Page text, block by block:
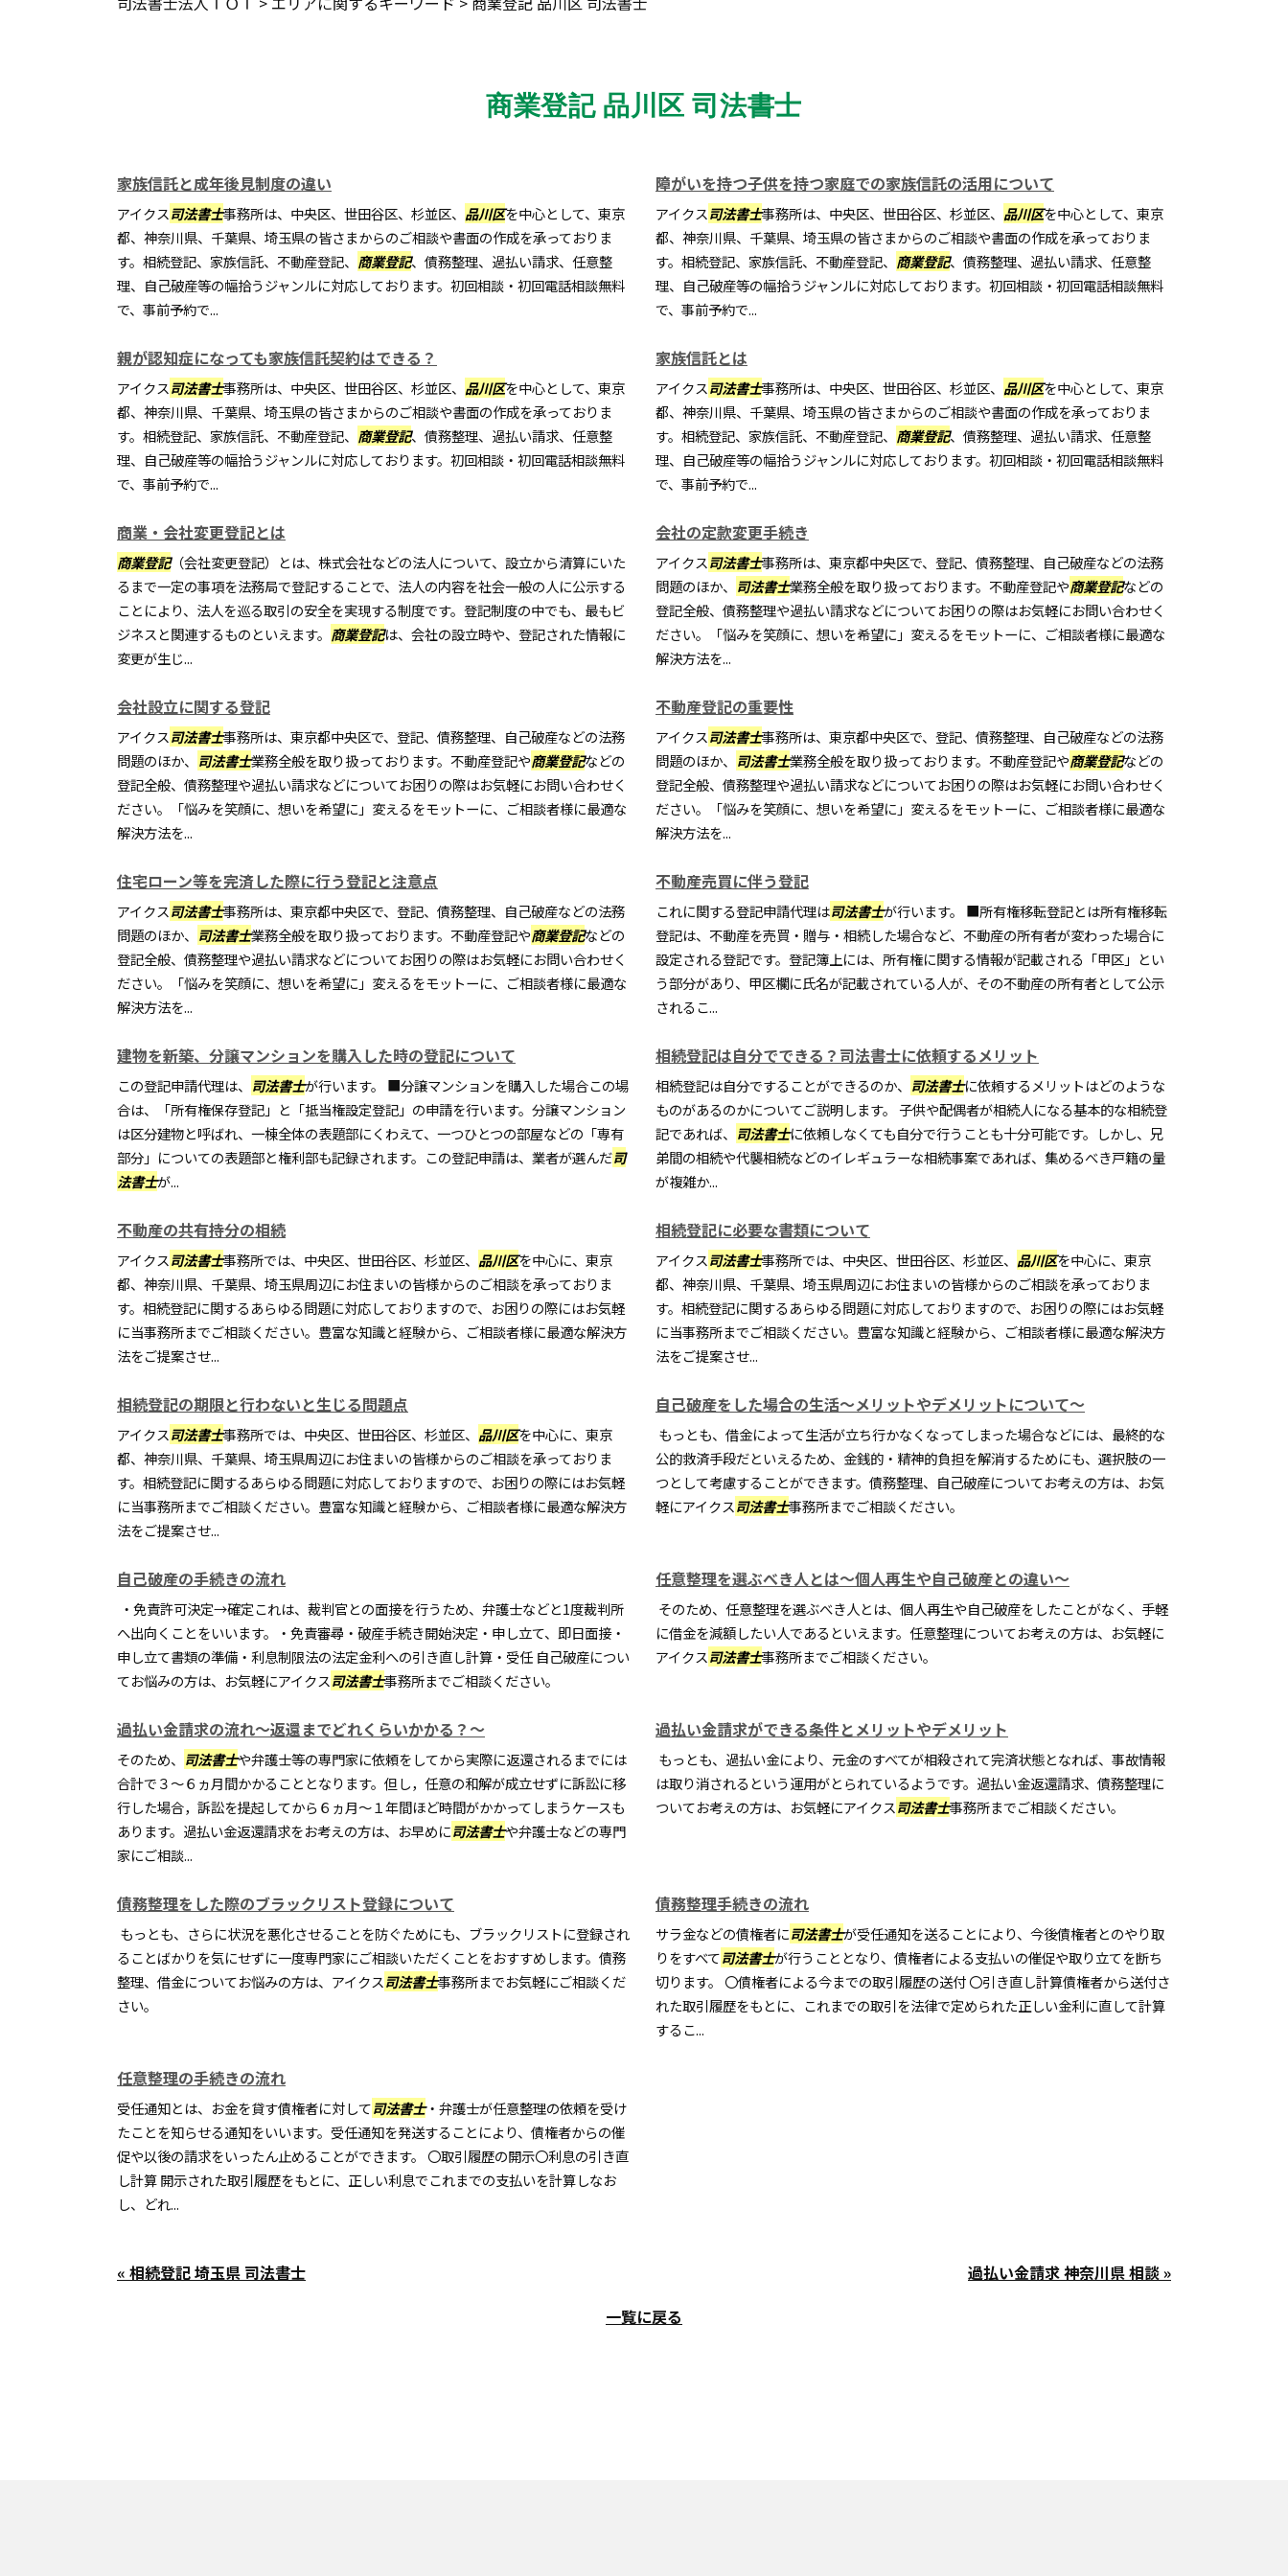
商業登記 品川区 司法書士
家族信託と成年後見制度の違い
アイクス司法書士事務所は、中央区、世田谷区、杉並区、 品川区を中心として、東京
都、神奈川県、千葉県、埼玉県の皆さまからのご相談や書面の作成を承っておりま
す。相続登記、家族信託、不動産登記、 商業登記、債務整理、過払い請求、任意整
理、自己破産等の幅拾うジャンルに対応しております。初回相談・初回電話相談無料
で、事前予約で...
障がいを持つ子供を持つ家庭での家族信託の活用について
アイクス司法書士事務所は、中央区、世田谷区、杉並区、 品川区を中心として、東京
都、神奈川県、千葉県、埼玉県の皆さまからのご相談や書面の作成を承っておりま
す。相続登記、家族信託、不動産登記、 商業登記、債務整理、過払い請求、任意整
理、自己破産等の幅拾うジャンルに対応しております。初回相談・初回電話相談無料
で、事前予約で...
親が認知症になっても家族信託契約はできる？
アイクス司法書士事務所は、中央区、世田谷区、杉並区、 品川区を中心として、東京
都、神奈川県、千葉県、埼玉県の皆さまからのご相談や書面の作成を承っておりま
す。相続登記、家族信託、不動産登記、 商業登記、債務整理、過払い請求、任意整
理、自己破産等の幅拾うジャンルに対応しております。初回相談・初回電話相談無料
で、事前予約で...
家族信託とは
アイクス司法書士事務所は、中央区、世田谷区、杉並区、 品川区を中心として、東京
都、神奈川県、千葉県、埼玉県の皆さまからのご相談や書面の作成を承っておりま
す。相続登記、家族信託、不動産登記、 商業登記、債務整理、過払い請求、任意整
理、自己破産等の幅拾うジャンルに対応しております。初回相談・初回電話相談無料
で、事前予約で...
商業・会社変更登記とは
商業登記（会社変更登記）とは、株式会社などの法人について、設立から清算にいた
るまで一定の事項を法務局で登記することで、法人の内容を社会一般の人に公示する
ことにより、法人を巡る取引の安全を実現する制度です。登記制度の中でも、最もビ
ジネスと関連するものといえます。 商業登記は、会社の設立時や、登記された情報に
変更が生じ...
会社の定款変更手続き
アイクス司法書士事務所は、東京都中央区で、登記、債務整理、自己破産などの法務
問題のほか、 司法書士業務全般を取り扱っております。不動産登記や商業登記などの
登記全般、債務整理や過払い請求などについてお困りの際はお気軽にお問い合わせく
ださい。「悩みを笑顔に、想いを希望に」変えるをモットーに、ご相談者様に最適な
解決方法を...
会社設立に関する登記
アイクス司法書士事務所は、東京都中央区で、登記、債務整理、自己破産などの法務
問題のほか、 司法書士業務全般を取り扱っております。不動産登記や商業登記などの
登記全般、債務整理や過払い請求などについてお困りの際はお気軽にお問い合わせく
ださい。「悩みを笑顔に、想いを希望に」変えるをモットーに、ご相談者様に最適な
解決方法を...
不動産登記の重要性
アイクス司法書士事務所は、東京都中央区で、登記、債務整理、自己破産などの法務
問題のほか、 司法書士業務全般を取り扱っております。不動産登記や商業登記などの
登記全般、債務整理や過払い請求などについてお困りの際はお気軽にお問い合わせく
ださい。「悩みを笑顔に、想いを希望に」変えるをモットーに、ご相談者様に最適な
解決方法を...
住宅ローン等を完済した際に行う登記と注意点
アイクス司法書士事務所は、東京都中央区で、登記、債務整理、自己破産などの法務
問題のほか、 司法書士業務全般を取り扱っております。不動産登記や商業登記などの
登記全般、債務整理や過払い請求などについてお困りの際はお気軽にお問い合わせく
ださい。「悩みを笑顔に、想いを希望に」変えるをモットーに、ご相談者様に最適な
解決方法を...
不動産売買に伴う登記
これに関する登記申請代理は司法書士が行います。 ■所有権移転登記とは所有権移転
登記は、不動産を売買・贈与・相続した場合など、不動産の所有者が変わった場合に
設定される登記です。登記簿上には、所有権に関する情報が記載される「甲区」とい
う部分があり、甲区欄に氏名が記載されている人が、その不動産の所有者として公示
されるこ...
建物を新築、分譲マンションを購入した時の登記について
この登記申請代理は、 司法書士が行います。 ■分譲マンションを購入した場合この場
合は、「所有権保存登記」と「抵当権設定登記」の申請を行います。分譲マンション
は区分建物と呼ばれ、一棟全体の表題部にくわえて、一つひとつの部屋などの「専有
部分」についての表題部と権利部も記録されます。この登記申請は、業者が選んだ司
法書士が...
相続登記は自分でできる？司法書士に依頼するメリット
相続登記は自分ですることができるのか、 司法書士に依頼するメリットはどのような
ものがあるのかについてご説明します。 子供や配偶者が相続人になる基本的な相続登
記であれば、 司法書士に依頼しなくても自分で行うことも十分可能です。しかし、兄
弟間の相続や代襲相続などのイレギュラーな相続事案であれば、集めるべき戸籍の量
が複雑か...
不動産の共有持分の相続
アイクス司法書士事務所では、中央区、世田谷区、杉並区、 品川区を中心に、東京
都、神奈川県、千葉県、埼玉県周辺にお住まいの皆様からのご相談を承っておりま
す。相続登記に関するあらゆる問題に対応しておりますので、お困りの際にはお気軽
に当事務所までご相談ください。豊富な知識と経験から、ご相談者様に最適な解決方
法をご提案させ...
相続登記に必要な書類について
アイクス司法書士事務所では、中央区、世田谷区、杉並区、 品川区を中心に、東京
都、神奈川県、千葉県、埼玉県周辺にお住まいの皆様からのご相談を承っておりま
す。相続登記に関するあらゆる問題に対応しておりますので、お困りの際にはお気軽
に当事務所までご相談ください。豊富な知識と経験から、ご相談者様に最適な解決方
法をご提案させ...
相続登記の期限と行わないと生じる問題点
アイクス司法書士事務所では、中央区、世田谷区、杉並区、 品川区を中心に、東京
都、神奈川県、千葉県、埼玉県周辺にお住まいの皆様からのご相談を承っておりま
す。相続登記に関するあらゆる問題に対応しておりますので、お困りの際にはお気軽
に当事務所までご相談ください。豊富な知識と経験から、ご相談者様に最適な解決方
法をご提案させ...
自己破産をした場合の生活～メリットやデメリットについて～
もっとも、借金によって生活が立ち行かなくなってしまった場合などには、最終的な
公的救済手段だといえるため、金銭的・精神的負担を解消するためにも、選択肢の一
つとして考慮することができます。債務整理、自己破産についてお考えの方は、お気
軽にアイクス司法書士事務所までご相談ください。
自己破産の手続きの流れ
・免責許可決定→確定これは、裁判官との面接を行うため、弁護士などと1度裁判所
へ出向くことをいいます。・免責審尋・破産手続き開始決定・申し立て、即日面接・
申し立て書類の準備・利息制限法の法定金利への引き直し計算・受任 自己破産につい
てお悩みの方は、お気軽にアイクス司法書士事務所までご相談ください。
任意整理を選ぶべき人とは～個人再生や自己破産との違い～
そのため、任意整理を選ぶべき人とは、個人再生や自己破産をしたことがなく、手軽
に借金を減額したい人であるといえます。任意整理についてお考えの方は、お気軽に
アイクス司法書士事務所までご相談ください。
過払い金請求の流れ～返還までどれくらいかかる？～
そのため、 司法書士や弁護士等の専門家に依頼をしてから実際に返還されるまでには
合計で３～６ヵ月間かかることとなります。但し，任意の和解が成立せずに訴訟に移
行した場合，訴訟を提起してから６ヵ月～１年間ほど時間がかかってしまうケースも
あります。過払い金返還請求をお考えの方は、お早めに司法書士や弁護士などの専門
家にご相談...
過払い金請求ができる条件とメリットやデメリット
もっとも、過払い金により、元金のすべてが相殺されて完済状態となれば、事故情報
は取り消されるという運用がとられているようです。過払い金返還請求、債務整理に
ついてお考えの方は、お気軽にアイクス司法書士事務所までご相談ください。
債務整理をした際のブラックリスト登録について
もっとも、さらに状況を悪化させることを防ぐためにも、ブラックリストに登録され
ることばかりを気にせずに一度専門家にご相談いただくことをおすすめします。債務
整理、借金についてお悩みの方は、アイクス司法書士事務所までお気軽にご相談くだ
さい。
債務整理手続きの流れ
サラ金などの債権者に司法書士が受任通知を送ることにより、今後債権者とのやり取
りをすべて司法書士が行うこととなり、債権者による支払いの催促や取り立てを断ち
切ります。 〇債権者による今までの取引履歴の送付 〇引き直し計算債権者から送付さ
れた取引履歴をもとに、これまでの取引を法律で定められた正しい金利に直して計算
するこ...
任意整理の手続きの流れ
受任通知とは、お金を貸す債権者に対して司法書士・弁護士が任意整理の依頼を受け
たことを知らせる通知をいいます。受任通知を発送することにより、債権者からの催
促や以後の請求をいったん止めることができます。 〇取引履歴の開示〇利息の引き直
し計算 開示された取引履歴をもとに、正しい利息でこれまでの支払いを計算しなお
し、どれ...
« 相続登記 埼玉県 司法書士
過払い金請求 神奈川県 相談 »
一覧に戻る